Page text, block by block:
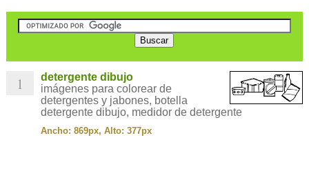
1
detergente dibujo
imágenes para colorear de
detergentes y jabones, botella
detergente dibujo, medidor de detergente
Ancho: 869px, Alto: 377px